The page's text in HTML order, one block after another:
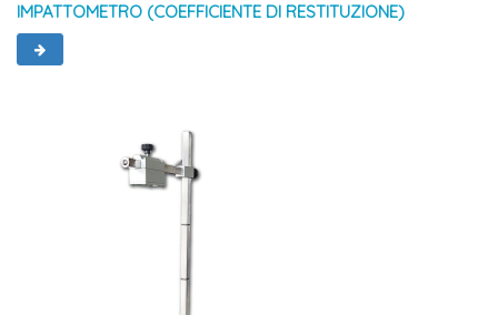
IMPATTOMETRO (COEFFICIENTE DI RESTITUZIONE)